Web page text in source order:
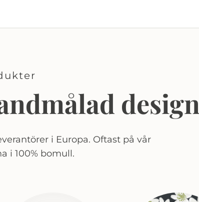
design
i Europa. Oftast på vår
i 100% bomull.